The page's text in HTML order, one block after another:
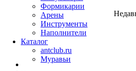
Формикарии
Арены
Инструменты
Наполнители
Каталог
antclub.ru
Муравьи